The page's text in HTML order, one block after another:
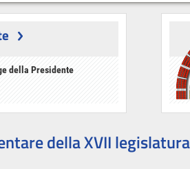
della Presidente
della XVII legislatura